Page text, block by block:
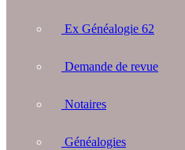
Ex Généalogie 62
Demande de revue
Notaires
Généalogies